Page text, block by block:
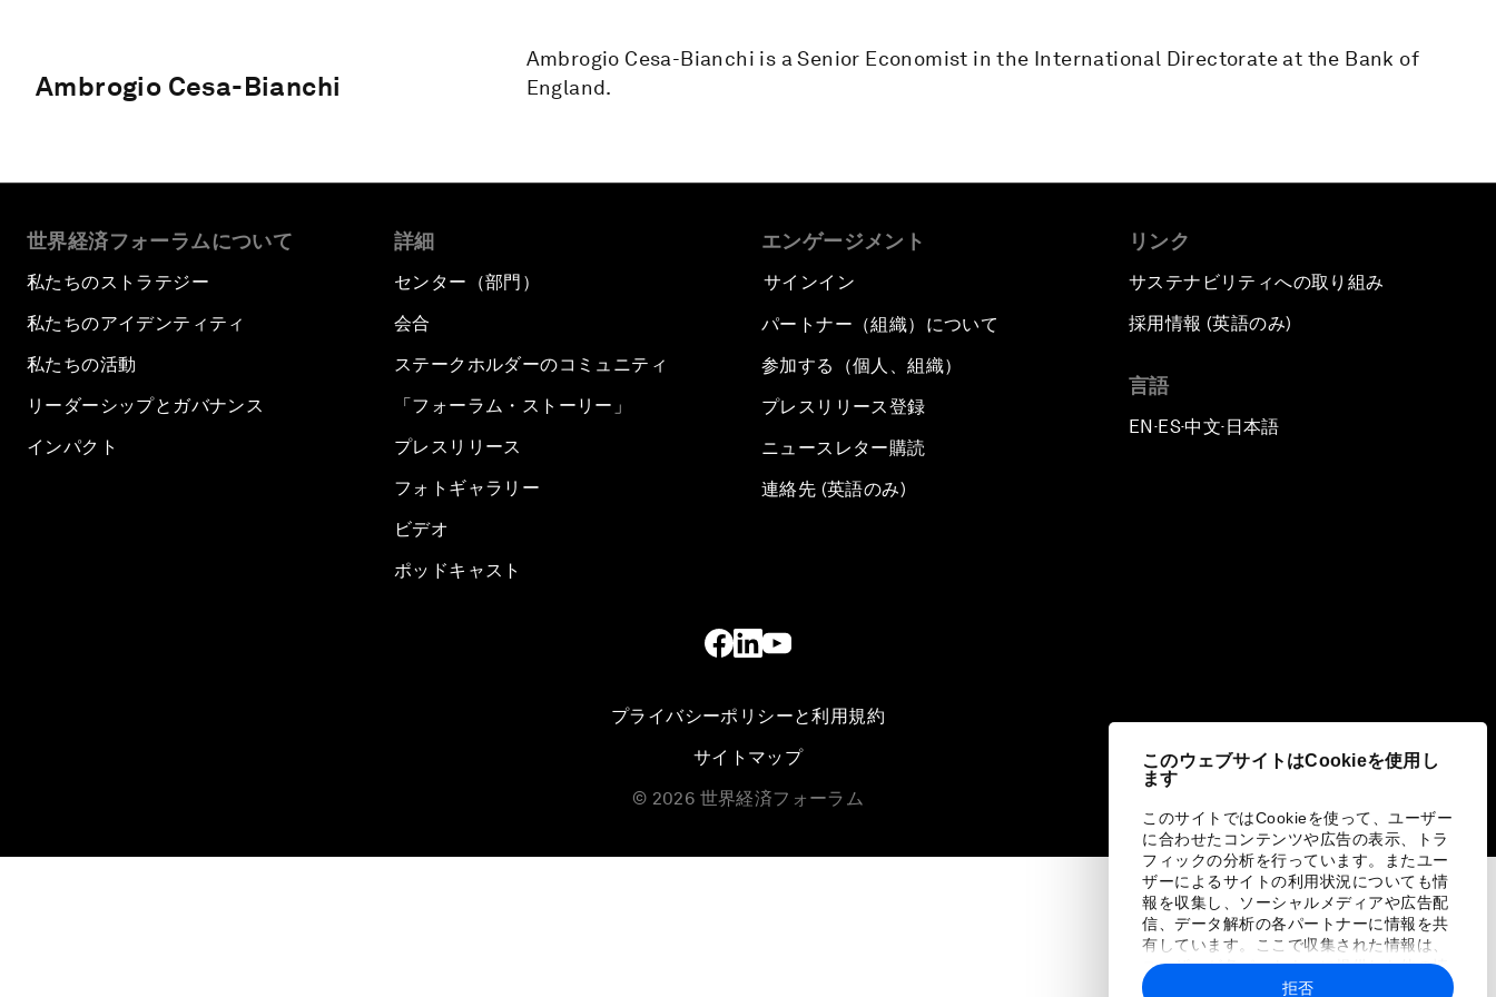
このウェブサイトはCookieを使用し
ます
このサイトではCookieを使って、ユーザー
に合わせたコンテンツや広告の表示、トラ
フィックの分析を行っています。またユー
ザーによるサイトの利用状況についても情
報を収集し、ソーシャルメディアや広告配
信、データ解析の各パートナーに情報を共
有しています。ここで収集された情報は、
ユーザーが各パートナーに提供した他の情
報や各パートナーのサービスを使用した際
拒否
Ambrogio Cesa-Bianchi
Ambrogio Cesa-Bianchi is a Senior Economist in the International Directorate at the Bank of
England.
世界経済フォーラムについて
私たちのストラテジー
私たちのアイデンティティ
私たちの活動
リーダーシップとガバナンス
インパクト
詳細
センター（部門）
会合
ステークホルダーのコミュニティ
「フォーラム・ストーリー」
プレスリリース
フォトギャラリー
ビデオ
ポッドキャスト
エンゲージメント
サインイン
パートナー（組織）について
参加する（個人、組織）
プレスリリース登録
ニュースレター購読
連絡先 (英語のみ)
リンク
サステナビリティへの取り組み
採用情報 (英語のみ)
言語
EN ▪ES▪中文▪ 日本語
プライバシーポリシーと利用規約
サイトマップ
© 2026 世界経済フォーラム